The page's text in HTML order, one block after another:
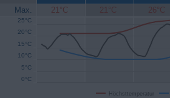
Max. 21°C 21°C 26°C
Höchsttemperatur
0°C
5°C
10°C
15°C
20°C
25°C